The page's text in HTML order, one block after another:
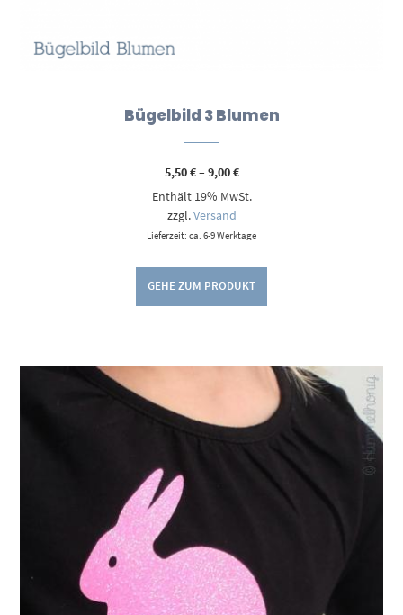
Bügelbild 3 Blumen
5,50€–9,00€Preisspanne:
bis
Enthält 19% MwSt.
zzgl.Versand
Lieferzeit: ca. 6-9 Werktage
GEHE ZUM PRODUKT